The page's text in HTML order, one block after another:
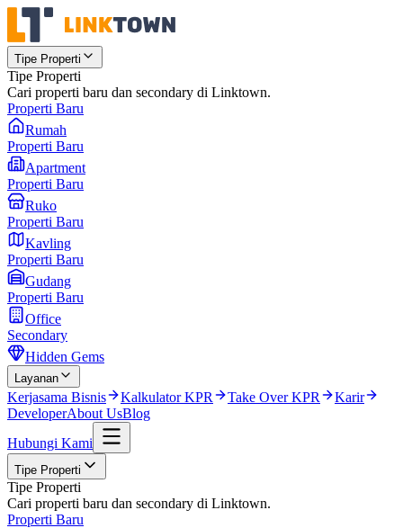
Tipe Properti
Tipe Properti
Cari properti baru dan secondary di Linktown.
Properti Baru
Rumah
Properti Baru
Apartment
Properti Baru
Ruko
Properti Baru
Kavling
Properti Baru
Gudang
Properti Baru
Office
Secondary
Hidden Gems
Layanan
Kerjasama Bisnis Kalkulator KPR Take Over KPR
Karir
DeveloperAbout UsBlog
Hubungi Kami
Tipe Properti
Tipe Properti
Cari properti baru dan secondary di Linktown.
Properti Baru